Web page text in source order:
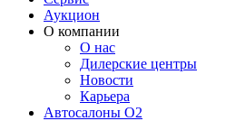
Аукцион
О компании
О нас
Дилерские центры
Новости
Карьера
Автосалоны O2